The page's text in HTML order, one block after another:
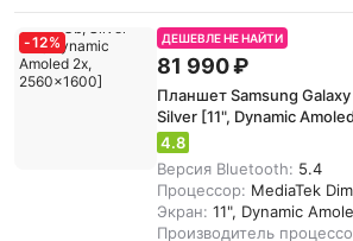
-12% ДЕШЕВЛЕ НЕ НАЙТИ
81 990 ₽
Планшет Samsung Galaxy
Silver [11", Dynamic
4.8
Версия Bluetooth: 5.4
Процессор: MediaTek
Экран: 11", Dynamic
Производитель